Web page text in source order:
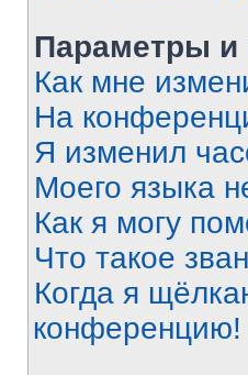
Параметры и
Как мне
На
Я изменил
Моего языка
Как я могу
Что такое
Когда я
конференцию!